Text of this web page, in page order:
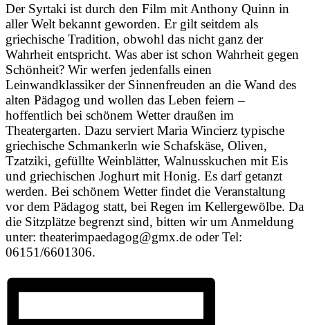
Der Syrtaki ist durch den Film mit Anthony Quinn in
aller Welt bekannt geworden. Er gilt seitdem als
griechische Tradition, obwohl das nicht ganz der
Wahrheit entspricht. Was aber ist schon Wahrheit gegen
Schönheit? Wir werfen jedenfalls einen
Leinwandklassiker der Sinnenfreuden an die Wand des
alten Pädagog und wollen das Leben feiern –
hoffentlich bei schönem Wetter draußen im
Theatergarten. Dazu serviert Maria Wincierz typische
griechische Schmankerln wie Schafskäse, Oliven,
Tzatziki, gefüllte Weinblätter, Walnusskuchen mit Eis
und griechischen Joghurt mit Honig. Es darf getanzt
werden. Bei schönem Wetter findet die Veranstaltung
vor dem Pädagog statt, bei Regen im Kellergewölbe. Da
die Sitzplätze begrenzt sind, bitten wir um Anmeldung
unter: theaterimpaedagog@gmx.de oder Tel:
06151/6601306.